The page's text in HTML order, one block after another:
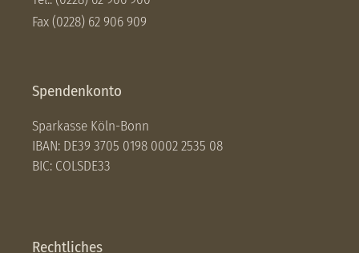
Fax (0228) 62 906 909
Spendenkonto
Sparkasse Köln-Bonn
IBAN: DE39 3705 0198 0002 2535 08
BIC: COLSDE33
Rechtliches